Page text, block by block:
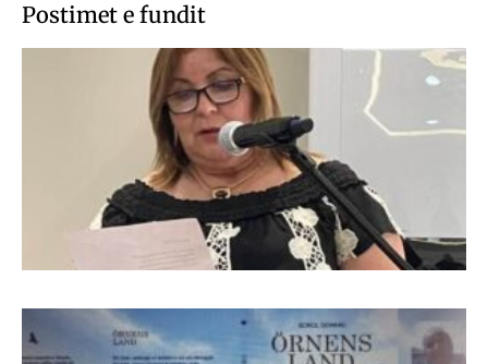
Postimet e fundit